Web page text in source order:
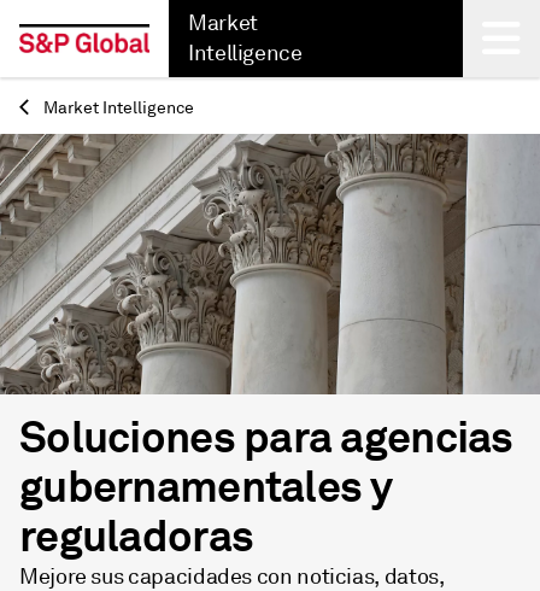
Market
Intelligence
Back
Market Intelligence
Soluciones para agencias
gubernamentales y
reguladoras
Mejore sus capacidades con noticias, datos,